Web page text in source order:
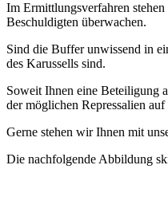
Im Ermittlungsverfahren
Beschuldigten überwachen.
Sind die Buffer unwissend in
des Karussells sind.
Soweit Ihnen eine Beteiligung
der möglichen Repressalien
Gerne stehen wir Ihnen mit
Die nachfolgende Abbildung